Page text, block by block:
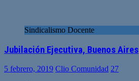
Sindicalismo Docente
Jubilación Ejecutiva, Buenos Aires
5 febrero, 2019 Clio Comunidad 27